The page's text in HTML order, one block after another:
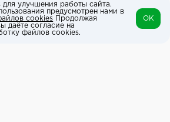
улучшения работы сайта.
предусмотрен нами в
cookies Продолжая
даёте согласие на
файлов cookies.
OK